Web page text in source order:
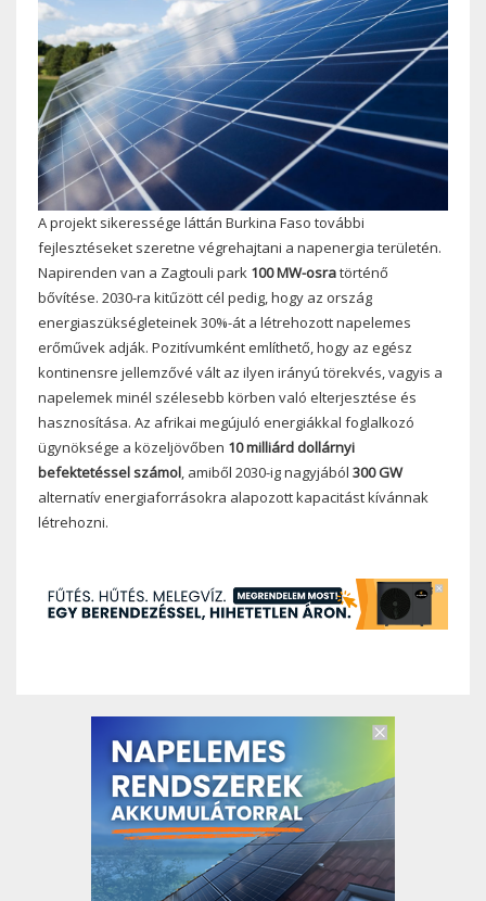
A projekt sikeressége láttán Burkina Faso további
fejlesztéseket szeretne végrehajtani a napenergia területén.
Napirenden van a Zagtouli park 100 MW-osratörténő
bővítése. 2030-ra kitűzött cél pedig, hogy az ország
energiaszükségleteinek 30%-át a létrehozott napelemes
erőművek adják. Pozitívumként említhető, hogy az egész
kontinensre jellemzővé vált az ilyen irányú törekvés, vagyis a
napelemek minél szélesebb körben való elterjesztése és
hasznosítása. Az afrikai megújuló energiákkal foglalkozó
ügynöksége a közeljövőben 10 milliárd dollárnyi
befektetéssel számol, amiből 2030-ig nagyjából 300 GW
alternatív energiaforrásokra alapozott kapacitást kívánnak
létrehozni.